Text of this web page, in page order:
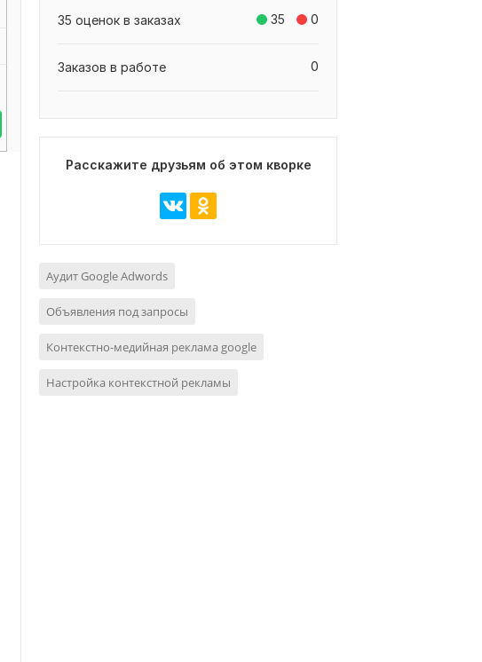
35 0
35 оценок в заказах
0
Заказов в работе
Расскажите друзьям об этом кворке
Аудит Google Adwords
Объявления под запросы
Контекстно-медийная реклама google
Настройка контекстной рекламы